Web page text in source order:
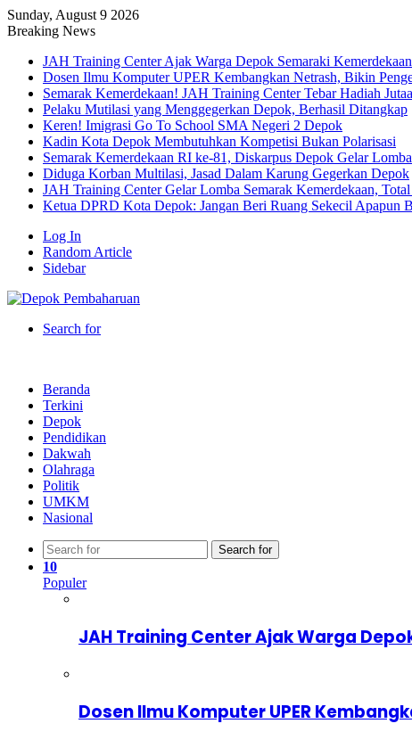
Sunday, August 9 2026
Breaking News
JAH Training Center Ajak Warga Depok Semaraki
Dosen Ilmu Komputer UPER Kembangkan Netrash, Bikin
Semarak Kemerdekaan! JAH Training Center Tebar Hadiah
Pelaku Mutilasi yang Menggegerkan Depok, Berhasil Ditangkap
Keren! Imigrasi Go To School SMA Negeri 2 Depok
Kadin Kota Depok Membutuhkan Kompetisi Bukan Polarisasi
Semarak Kemerdekaan RI ke-81, Diskarpus Depok Gelar
Diduga Korban Multilasi, Jasad Dalam Karung Gegerkan Depok
JAH Training Center Gelar Lomba Semarak Kemerdekaan,
Ketua DPRD Kota Depok: Jangan Beri Ruang Sekecil Apapun
Log In
Random Article
Sidebar
Search for
Beranda
Terkini
Depok
Pendidikan
Dakwah
Olahraga
Politik
UMKM
Nasional
Search for
10
Populer
JAH Training Center Ajak Warga
Dosen Ilmu Komputer UPER